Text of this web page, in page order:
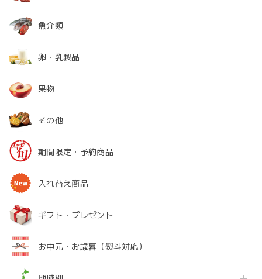
魚介類
卵・乳製品
果物
その他
期間限定・予約商品
入れ替え商品
ギフト・プレゼント
お中元・お歳暮（熨斗対応）